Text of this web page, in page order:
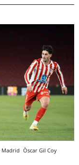
Madrid Òscar Gil Coy